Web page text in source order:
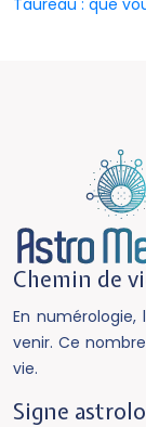
Taureau : que
Chemin de
En
venir. Ce
vie.
Signe